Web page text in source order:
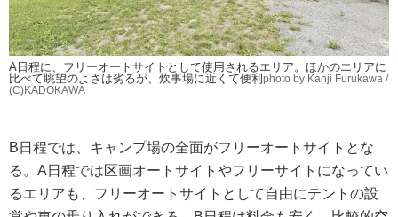
A日程に、フリーオートサイトとして使用されるエリア。ほかのエリアに
比べて眺望のよさは劣るが、炊事場に近くて便利 photo by Kanji Furukawa /
(C)KADOKAWA
B日程では、キャンプ場の全面がフリーオートサイトとな
る。A日程では区画オートサイトやフリーサイトになってい
るエリアも、フリーオートサイトとして自由にテントの設